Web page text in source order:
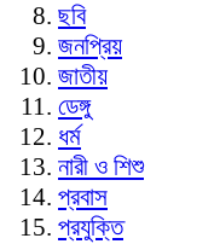
ছবি
জনপ্রিয়
জাতীয়
ডেঙ্গু
ধর্ম
নারী ও শিশু
প্রবাস
প্রযুক্তি